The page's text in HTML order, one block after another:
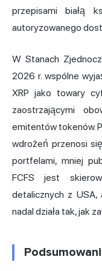
przepisami białą
autoryzowanego
W Stanach
2026 r. wspólne
XRP jako towary
zaostrzającymi
emitentów tokenów.
wdrożeń przenosi
portfelami, mniej
FCFS jest
detalicznych z
nadal działa tak, jak